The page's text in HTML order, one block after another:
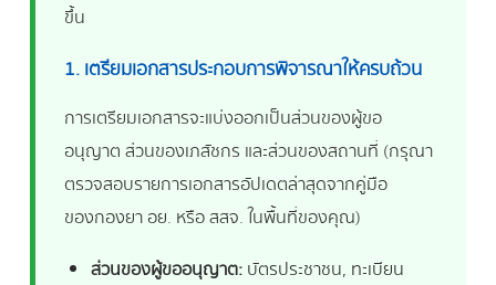
ขึ้น
1. เตรียมเอกสารประกอบการพิจารณาให้ครบถ้วน
การเตรียมเอกสารจะแบ่งออกเป็นส่วนของผู้ขอ
อนุญาต ส่วนของเภสัชกร และส่วนของสถานที่ (กรุณา
ตรวจสอบรายการเอกสารอัปเดตล่าสุดจากคู่มือ
ของกองยา อย. หรือ สสจ. ในพื้นที่ของคุณ)
ส่วนของผู้ขออนุญาต:บัตรประชาชน, ทะเบียน